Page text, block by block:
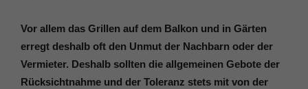
Vor allem das Grillen auf dem Balkon und in Gärten
erregt deshalb oft den Unmut der Nachbarn oder der
Vermieter. Deshalb sollten die allgemeinen Gebote der
Rücksichtnahme und der Toleranz stets mit von der